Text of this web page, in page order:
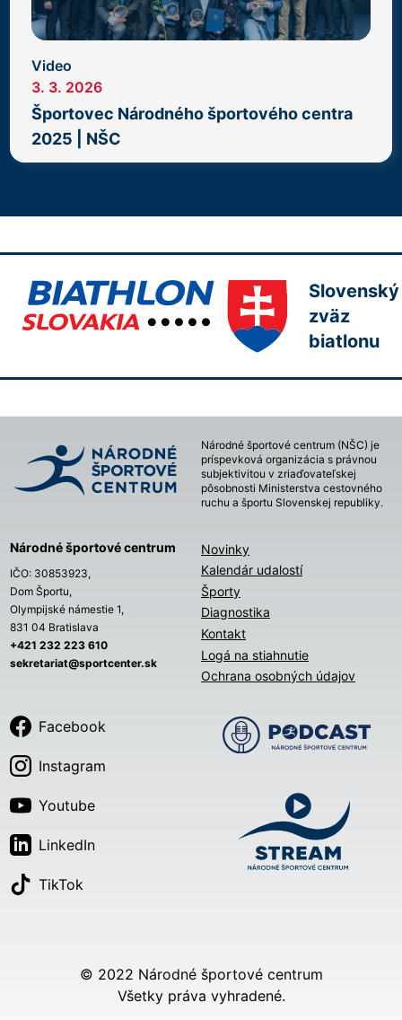
Video
3. 3. 2026
Športovec Národného športového centra
2025 | NŠC
Slovenský
zväz
biatlonu
Národné športové centrum (NŠC) je
príspevková organizácia s právnou
subjektivitou v zriaďovateľskej
pôsobnosti Ministerstva cestovného
ruchu a športu Slovenskej republiky.
Národné športové centrum
IČO: 30853923,
Dom Športu,
Olympijské námestie 1,
831 04 Bratislava
+421 232 223 610
sekretariat@sportcenter.sk
Novinky
Kalendár udalostí
Športy
Diagnostika
Kontakt
Logá na stiahnutie
Ochrana osobných údajov
Facebook
Instagram
Youtube
LinkedIn
TikTok
© 2022 Národné športové centrum
Všetky práva vyhradené.